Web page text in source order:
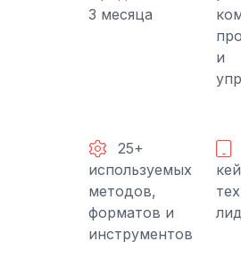
3 месяца
и
25+
используемых
методов,
форматов и
инструментов